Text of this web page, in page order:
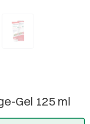
Gel 125 ml